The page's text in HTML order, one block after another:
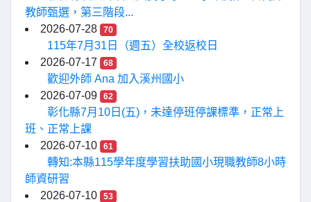
教師甄選，第三階段...
2026-07-28
70
115年7月31日（週五）全校返校日
2026-07-17
68
歡迎外師 Ana 加入溪州國小
2026-07-09
62
彰化縣7月10日(五)，未達停班停課標準，正常上
班、正常上課
2026-07-10
61
轉知:本縣115學年度學習扶助國小現職教師8小時
師資研習
2026-07-10
53